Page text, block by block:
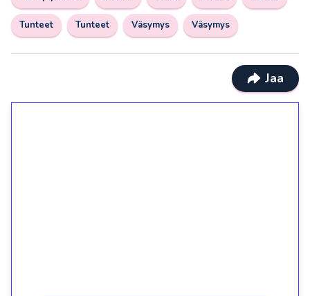
Tunteet Tunteet Väsymys Väsymys
Jaa